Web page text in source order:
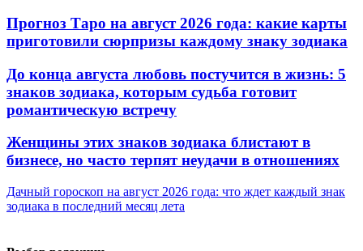
Прогноз Таро на август 2026 года: какие карты
приготовили сюрпризы каждому знаку зодиака
До конца августа любовь постучится в жизнь: 5
знаков зодиака, которым судьба готовит
романтическую встречу
Женщины этих знаков зодиака блистают в
бизнесе, но часто терпят неудачи в отношениях
Дачный гороскоп на август 2026 года: что ждет каждый знак
зодиака в последний месяц лета